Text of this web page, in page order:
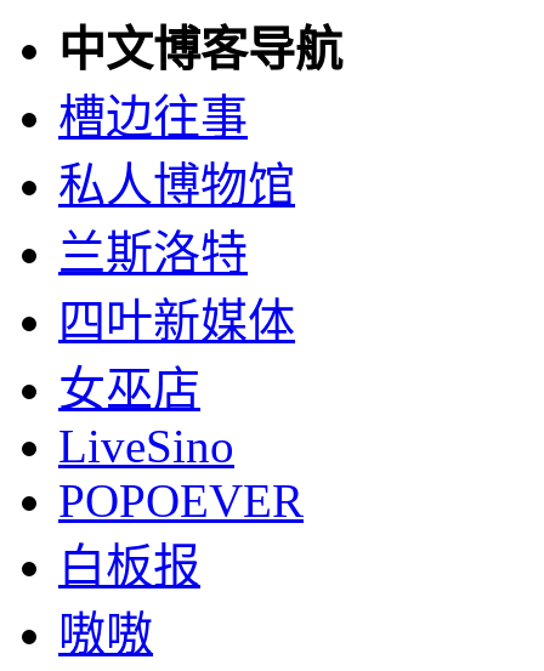
中文博客导航
槽边往事
私人博物馆
兰斯洛特
四叶新媒体
女巫店
LiveSino
POPOEVER
白板报
嗷嗷